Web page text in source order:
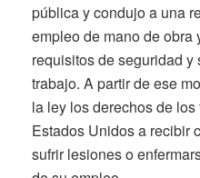
pública y condujo a una
empleo de mano de obra
requisitos de seguridad
trabajo. A partir de ese
la ley los derechos de
Estados Unidos a recibir
sufrir lesiones o